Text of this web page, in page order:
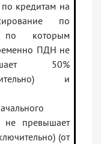
кредитам на
по
которым
ПДН не
50%
и
не превышает
(от